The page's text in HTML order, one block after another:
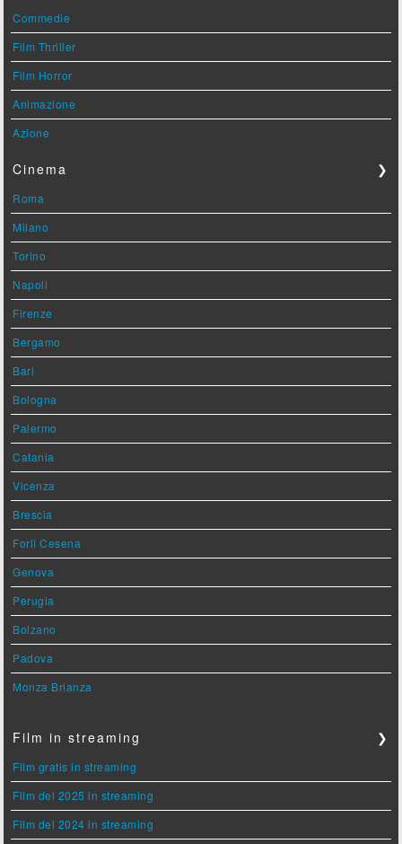
Commedie
Film Thriller
Film Horror
Animazione
Azione
Cinema ❯
Roma
Milano
Torino
Napoli
Firenze
Bergamo
Bari
Bologna
Palermo
Catania
Vicenza
Brescia
Forlì Cesena
Genova
Perugia
Bolzano
Padova
Monza Brianza
Film in streaming ❯
Film gratis in streaming
Film del 2025 in streaming
Film del 2024 in streaming